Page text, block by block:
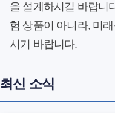
을 설계하시길 바랍니
험 상품이 아니라, 미
시기 바랍니다.
최신 소식